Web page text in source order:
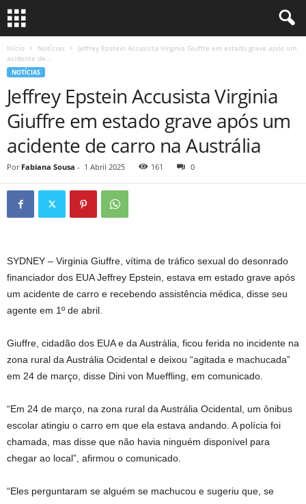
Início Notícias
Jeffrey Epstein Accusista Virginia Giuffre em estado grave após um
acidente de...
NOTÍCIAS
Jeffrey Epstein Accusista Virginia
Giuffre em estado grave após um
acidente de carro na Austrália
Por Fabiana Sousa - 1 Abril 2025 161 0
SYDNEY – Virginia Giuffre, vítima de tráfico sexual do desonrado
financiador dos EUA Jeffrey Epstein, estava em estado grave após
um acidente de carro e recebendo assistência médica, disse seu
agente em 1º de abril.
Giuffre, cidadão dos EUA e da Austrália, ficou ferida no incidente na
zona rural da Austrália Ocidental e deixou “agitada e machucada”
em 24 de março, disse Dini von Mueffling, em comunicado.
“Em 24 de março, na zona rural da Austrália Ocidental, um ônibus
escolar atingiu o carro em que ela estava andando. A polícia foi
chamada, mas disse que não havia ninguém disponível para
chegar ao local”, afirmou o comunicado.
“Eles perguntaram se alguém se machucou e sugeriu que, se